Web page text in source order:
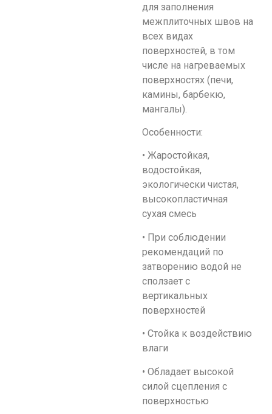
для заполнения
межплиточных швов на
всех видах
поверхностей, в том
числе на нагреваемых
поверхностях (печи,
камины, барбекю,
мангалы).
Особенности:
• Жаростойкая,
водостойкая,
экологически чистая,
высокопластичная
сухая смесь
• При соблюдении
рекомендаций по
затворению водой не
сползает с
вертикальных
поверхностей
• Стойка к воздействию
влаги
• Обладает высокой
силой сцепления с
поверхностью